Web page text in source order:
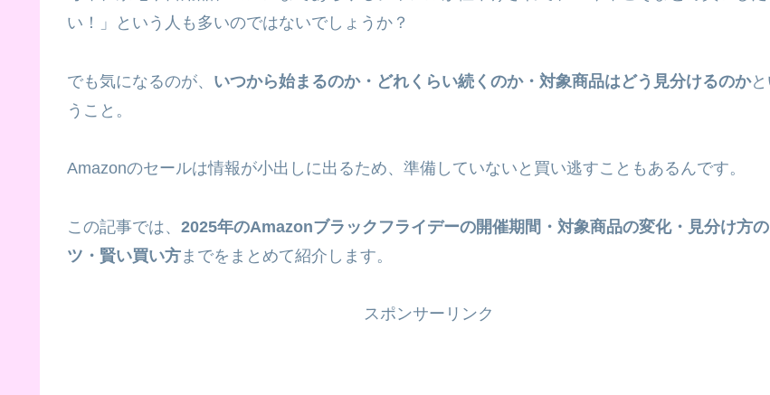
い！」という人も多いのではないでしょうか？
でも気になるのが、 いつから始まるのか・どれくらい続くのか・対象商品はどう見分けるのかと
うこと。
Amazonのセールは情報が小出しに出るため、準備していないと買い逃すこともあるんです。
この記事では、 2025年のAmazonブラックフライデーの開催期間・対象商品の変化・見分け方
ツ・賢い買い方 までをまとめて紹介します。
スポンサーリンク